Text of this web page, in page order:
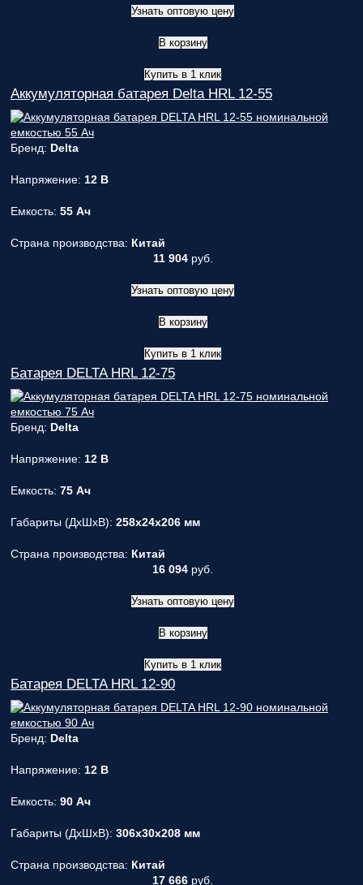
Узнать оптовую цену
В корзину
Купить в 1 клик
Аккумуляторная батарея Delta HRL 12-55
Бренд: Delta
Напряжение: 12 В
Емкость: 55 Ач
Страна производства: Китай
11 904руб.
Узнать оптовую цену
В корзину
Купить в 1 клик
Батарея DELTA HRL 12-75
Бренд: Delta
Напряжение: 12 В
Емкость: 75 Ач
Габариты (ДxШxВ): 258x24x206 мм
Страна производства: Китай
16 094 руб.
Узнать оптовую цену
В корзину
Купить в 1 клик
Батарея DELTA HRL 12-90
Бренд: Delta
Напряжение: 12 В
Емкость: 90 Ач
Габариты (ДxШxВ): 306x30x208 мм
Страна производства: Китай
17 666 руб.